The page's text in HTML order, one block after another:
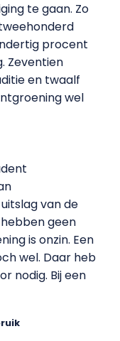
te gaan. Zo
procent
Zeventien
en twaalf
wel
van de
hebben geen
is onzin. Een
wel. Daar heb
nodig. Bij een